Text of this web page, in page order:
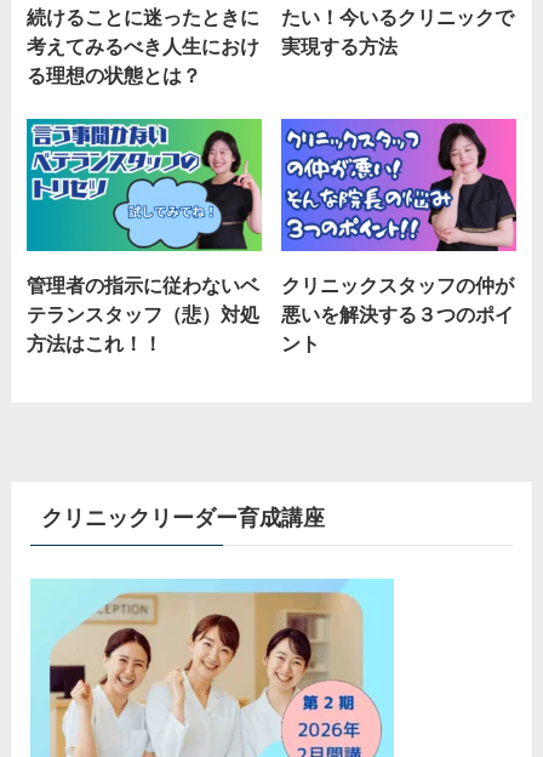
続けることに迷ったときに
考えてみるべき人生におけ
る理想の状態とは？
たい！今いるクリニックで
実現する方法
管理者の指示に従わないベ
テランスタッフ（悲）対処
方法はこれ！！
クリニックスタッフの仲が
悪いを解決する３つのポイ
ント
クリニックリーダー育成講座